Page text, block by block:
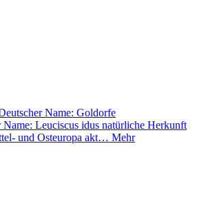
Name: Goldorfe
Name: Leuciscus idus natürliche Herkunft
und Osteuropa akt… Mehr